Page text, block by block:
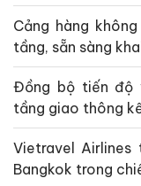
Cảng hàng
tầng, sẵn sàng
Đồng bộ tiến độ
tầng giao thông
Vietravel
Bangkok trong